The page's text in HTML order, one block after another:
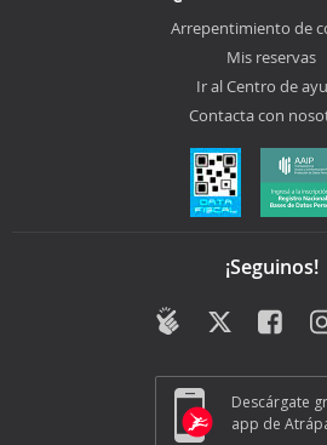
Arrepentimiento de
Mis reservas
Ir al Centro de
Contacta con
¡Seguinos!
Descárgate
app de